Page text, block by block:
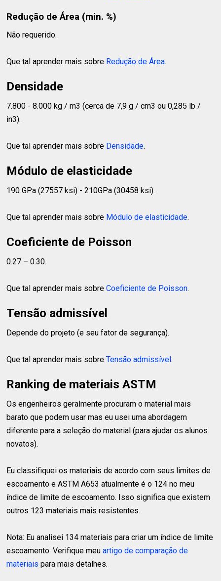
Redução de Área (min. %)
Não requerido.
Que tal aprender mais sobre Redução de Área.
Densidade
7.800 - 8.000 kg / m3 (cerca de 7,9 g / cm3 ou 0,285 lb /
in3).
Que tal aprender mais sobre Densidade.
Módulo de elasticidade
190 GPa (27557 ksi) - 210GPa (30458 ksi).
Que tal aprender mais sobre Módulo de elasticidade.
Coeficiente de Poisson
0.27 – 0.30.
Que tal aprender mais sobreCoeficiente de Poisson.
Tensão admissível
Depende do projeto (e seu fator de segurança).
Que tal aprender mais sobre Tensão admissível.
Ranking de materiais ASTM
Os engenheiros geralmente procuram o material mais
barato que podem usar mas eu usei uma abordagem
diferente para a seleção do material (para ajudar os alunos
novatos).
Eu classifiquei os materiais de acordo com seus limites de
escoamento e ASTM A653 atualmente é o 124 no meu
índice de limite de escoamento. Isso significa que existem
outros 123 materiais mais resistentes.
Nota: Eu analisei 134 materiais para criar um índice de limite
escoamento. Verifique meuartigo de comparação de
materiais para mais detalhes.